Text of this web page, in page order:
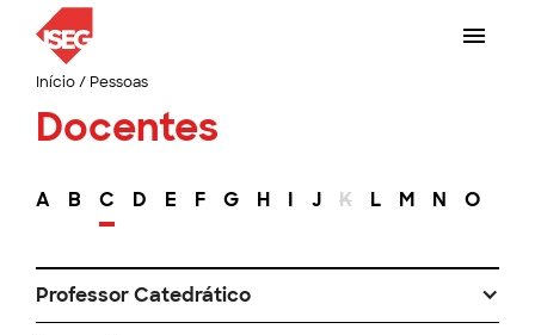
Início/ Pessoas
Docentes
A B C D E F G H I J K L M N O
Professor Catedrático